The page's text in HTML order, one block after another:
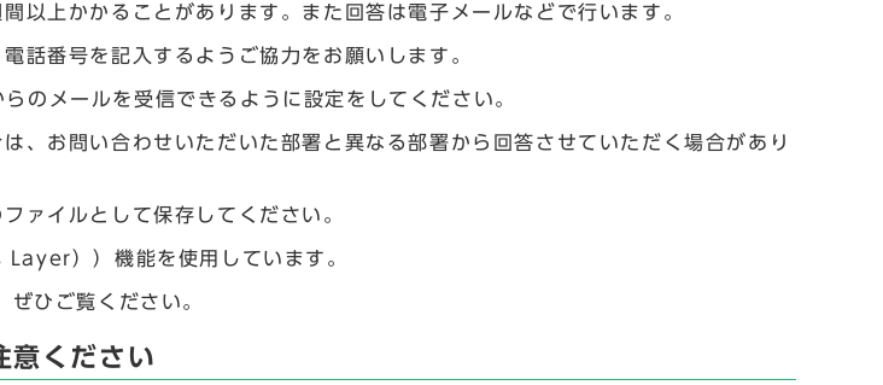
以上かかることがあります。また回答は電子メールなどで行います。
話番号を記入するようご協力をお願いします。
メールを受信できるように設定をしてください。
、お問い合わせいただいた部署と異なる部署から回答させていただく場合があり
ァイルとして保存してください。
））機能を使用しています。
ひご覧ください。
意ください